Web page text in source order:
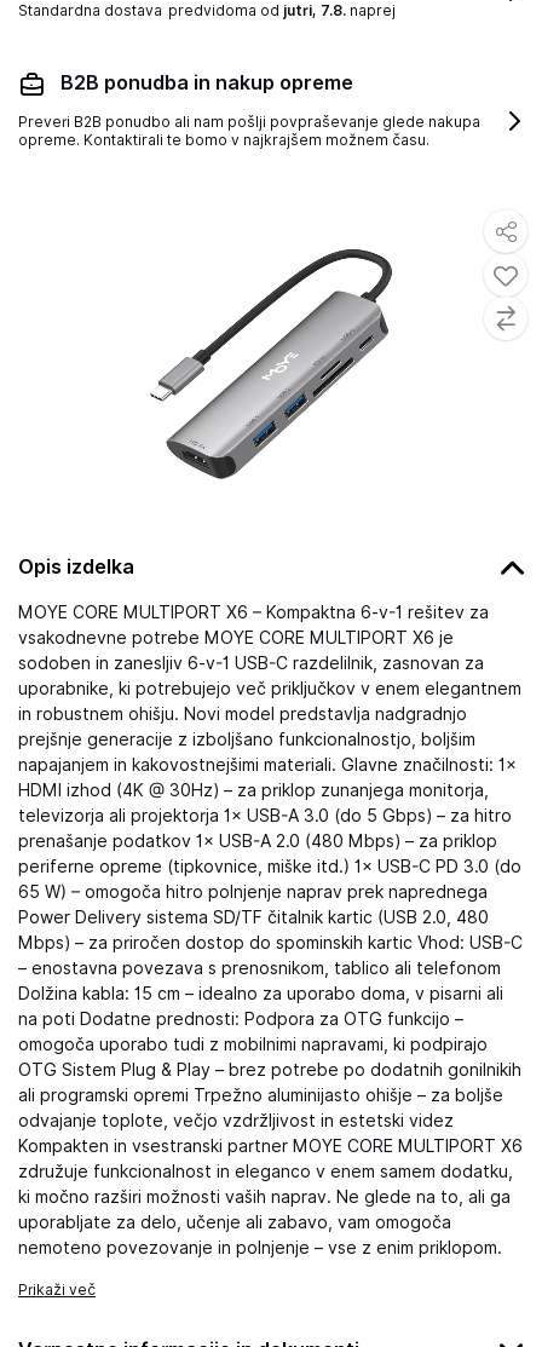
Opis izdelka
MOYE CORE MULTIPORT X6 – Kompaktna 6-v-1 rešitev za
vsakodnevne potrebe MOYE CORE MULTIPORT X6 je
sodoben in zanesljiv 6-v-1 USB-C razdelilnik, zasnovan za
uporabnike, ki potrebujejo več priključkov v enem elegantnem
in robustnem ohišju. Novi model predstavlja nadgradnjo
prejšnje generacije z izboljšano funkcionalnostjo, boljšim
napajanjem in kakovostnejšimi materiali. Glavne značilnosti: 1×
HDMI izhod (4K @ 30Hz) – za priklop zunanjega monitorja,
televizorja ali projektorja 1× USB-A 3.0 (do 5 Gbps) – za hitro
prenašanje podatkov 1× USB-A 2.0 (480 Mbps) – za priklop
periferne opreme (tipkovnice, miške itd.) 1× USB-C PD 3.0 (do
65 W) – omogoča hitro polnjenje naprav prek naprednega
Power Delivery sistema SD/TF čitalnik kartic (USB 2.0, 480
Mbps) – za priročen dostop do spominskih kartic Vhod: USB-C
– enostavna povezava s prenosnikom, tablico ali telefonom
Dolžina kabla: 15 cm – idealno za uporabo doma, v pisarni ali
na poti Dodatne prednosti: Podpora za OTG funkcijo –
omogoča uporabo tudi z mobilnimi napravami, ki podpirajo
OTG Sistem Plug & Play – brez potrebe po dodatnih gonilnikih
ali programski opremi Trpežno aluminijasto ohišje – za boljše
odvajanje toplote, večjo vzdržljivost in estetski videz
Kompakten in vsestranski partner MOYE CORE MULTIPORT X6
združuje funkcionalnost in eleganco v enem samem dodatku,
ki močno razširi možnosti vaših naprav. Ne glede na to, ali ga
uporabljate za delo, učenje ali zabavo, vam omogoča
nemoteno povezovanje in polnjenje – vse z enim priklopom.
Prikaži več
Standardna dostava predvidoma od jutri, 7.8. naprej
B2B ponudba in nakup opreme
Preveri B2B ponudbo ali nam pošlji povpraševanje glede nakupa
opreme. Kontaktirali te bomo v najkrajšem možnem času.